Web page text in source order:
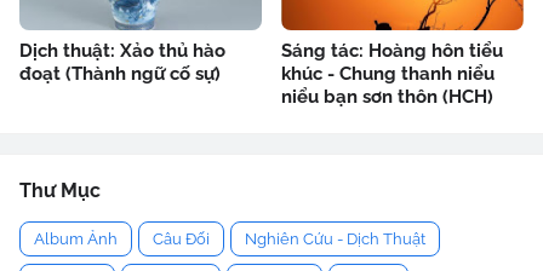
Dịch thuật: Xảo thủ hào
đoạt (Thành ngữ cố sự)
Sáng tác: Hoàng hôn tiểu
khúc - Chung thanh niểu
niểu bạn sơn thôn (HCH)
Thư Mục
Album Ảnh Câu Đối Nghiên Cứu - Dịch Thuật